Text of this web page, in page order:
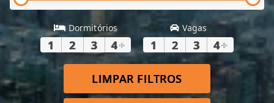
Dormitórios
1 2 3 4+
Vagas
1 2 3 4+
LIMPAR FILTROS